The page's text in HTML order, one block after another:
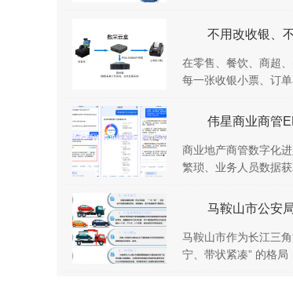
不用改收银、
在零售、餐饮、商超
每一张收银小票、订
伟星商业商管
商业地产商管数字化
繁琐、业务人员数据
马鞍山市作为长江三
宁、带状紧凑” 的格局